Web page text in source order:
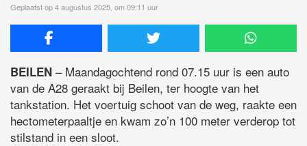
Geplaatst op 4 augustus 2025, om 09:11 uur
BEILEN – Maandagochtend rond 07.15 uur is een auto
van de A28 geraakt bij Beilen, ter hoogte van het
tankstation. Het voertuig schoot van de weg, raakte een
hectometerpaaltje en kwam zo’n 100 meter verderop tot
stilstand in een sloot.